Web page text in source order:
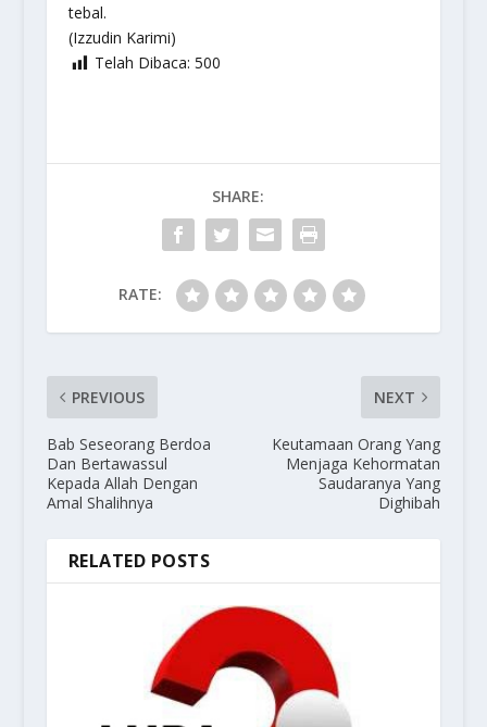
tebal.
(Izzudin Karimi)
Telah Dibaca: 500
SHARE:
RATE:
PREVIOUS
Bab Seseorang Berdoa
Dan Bertawassul
Kepada Allah Dengan
Amal Shalihnya
NEXT
Keutamaan Orang Yang
Menjaga Kehormatan
Saudaranya Yang
Dighibah
RELATED POSTS